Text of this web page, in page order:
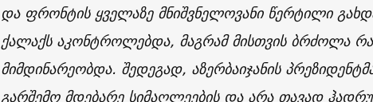
და ფრონტისყველაზე მნიშვნელოვანი წერტილი
ქალაქს აკონტროლებდა, მაგრამ მისთვის ბრძოლა
მიმდინარეობდა. შედეგად, აზერბაიჯანის
გარშემო მდებარე სიმაღლეების და არა თავად